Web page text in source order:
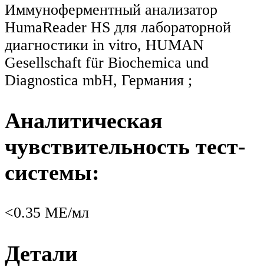
Иммуноферментный анализатор
HumaReader HS для лабораторной
диагностики in vitro, HUMAN
Gesellschaft für Biochemica und
Diagnostica mbH, Германия ;
Аналитическая
чувствительность тест-
системы:
<0.35 МЕ/мл
Детали